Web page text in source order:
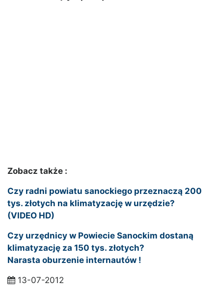
Zobacz także :
Czy radni powiatu sanockiego przeznaczą 200
tys. złotych na klimatyzację w urzędzie?
(VIDEO HD)
Czy urzędnicy w Powiecie Sanockim dostaną
klimatyzację za 150 tys. złotych?
Narasta oburzenie internautów !
13-07-2012